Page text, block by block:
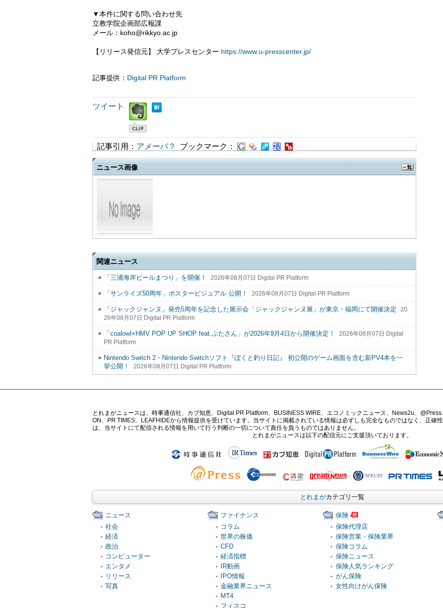
▼本件に関する問い合わせ先
立教学院企画部広報課
メール：koho@rikkyo.ac.jp
【リリース発信元】 大学プレスセンター https://www.u-presscenter.jp/
記事提供： Digital PR Platform
ツイート
記事引用： アメーバ？ ブックマーク：
ニュース画像
関連ニュース
「三浦海岸ビールまつり」を開催！ 2026年08月07日 Digital PR Platform
「サンライズ50周年」ポスタービジュアル 公開！ 2026年08月07日 Digital PR Platform
「ジャックジャンヌ」発売5周年を記念した展示会「ジャックジャンヌ展」が東京・福岡にて開催決定
20
26年08月07日 Digital PR Platform
「coalowl×HMV POP UP SHOP feat.ぶたさん」が2026年9月4日から開催決定！
2026年08月07日 Digital
PR Platform
Nintendo Switch 2・Nintendo Switchソフト『ぼくと釣り日記』 初公開のゲーム画面を含む新PV4本を一
挙公開！
2026年08月07日 Digital PR Platform
とれまがニュースは、時事通信社、カブ知恵、Digital PR Platform、BUSINESS WIRE、エコノミックニュース、News2u、
ON、PR TIMES、LEAFHIDEから情報提供を受けています。当サイトに掲載されている情報は必ずしも完全なものではなく、正確
は、当サイトにて配信される情報を用いて行う判断の一切について責任を負うものではありません。
とれまがニュースは以下の配信元にご支援頂いております。
とれまがカテゴリ一覧
ニュース
社会
経済
政治
コンピューター
エンタメ
リリース
写真
ファイナンス
コラム
世界の株価
CFD
経済指標
IR動画
IPO情報
金融業界ニュース
MT4
フィスコ
保険
保険代理店
保険営業・保険業界
保険コラム
保険ニュース
保険人気ランキング
がん保険
女性向けがん保険